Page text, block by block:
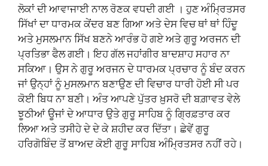
ਲੋਕਾਂ ਦੀ ਆਵਾਜਾਈ ਨਾਲ ਰੋਣਕ ਵਧਦੀ ਗਈ । ਹੁਣ ਅੰਮ੍ਰਿਤਸਰ
ਸਿੱਖਾਂ ਦਾ ਧਾਰਮਕ ਕੇਂਦਰ ਬਣ ਗਿਆ ਅਤੇ ਦੇਸ ਵਿਚ ਥਾਂ ਥਾਂ ਹਿੰਦੂ
ਅਤੇ ਮੁਸਲਮਾਨ ਸਿੱਖ ਬਣਨੇ ਆਰੰਭ ਹੋ ਗਏ ਅਤੇ ਗੁਰੂ ਅਰਜਨ ਦੀ
ਪ੍ਰਤਿਭਾ ਫੈਲ ਗਈ। ਇਹ ਗੱਲ ਜਹਾਂਗੀਰ ਬਾਦਸ਼ਾਹ ਸਹਾਰ ਨਾ
ਸਕਿਆ। ਉਸ ਨੇ ਗੁਰੂ ਅਰਜਨ ਦੇ ਧਾਰਮਕ ਪ੍ਰਚਾਰ ਨੂੰ ਬੰਦ ਕਰਨ
ਜਾਂ ਉਨ੍ਹਾਂ ਨੂੰ ਮੁਸਲਮਾਨ ਬਣਾਉਣ ਦੀ ਵਿਚਾਰ ਧਾਰੀ ਹੋਈ ਸੀ ਪਰ
ਕੋਈ ਬਿਧ ਨਾ ਬਣੀ। ਅੰਤ ਆਪਣੇ ਪੁੱਤਰ ਖ਼ੁਸਰੋ ਦੀ ਬਗ਼ਾਵਤ ਵੇਲੇ
ਝੂਠੀਆਂ ਊਜਾਂ ਦੇ ਆਧਾਰ ਉਤੇ ਗੁਰੂ ਸਾਹਿਬ ਨੂੰ ਗ੍ਰਿਫ਼ਤਾਰ ਕਰ
ਲਿਆ ਅਤੇ ਤਸੀਹੇ ਦੇ ਦੇ ਕੇ ਸ਼ਹੀਦ ਕਰ ਦਿੱਤਾ। ਛੇਵੇਂ ਗੁਰੂ
ਹਰਿਗੋਬਿੰਦ ਤੋਂ ਬਾਅਦ ਕੋਈ ਗੁਰੂ ਸਾਹਿਬ ਅੰਮ੍ਰਿਤਸਰ ਨਹੀਂ ਰਹੇ।